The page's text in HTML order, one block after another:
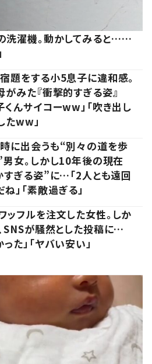
洗濯機。動かしてみると……
題をする小5息子に違和感。
みた『衝撃的すぎる姿』
んサイコーww」「吹き出し
たww」
に出会うも“別々の道を歩
女。しかし10年後の現在
ぎる姿”に…「2人とも遠回
」「素敵過ぎる」
ッフルを注文した女性。しか
SNSが騒然とした投稿に…
った」「ヤバい安い」